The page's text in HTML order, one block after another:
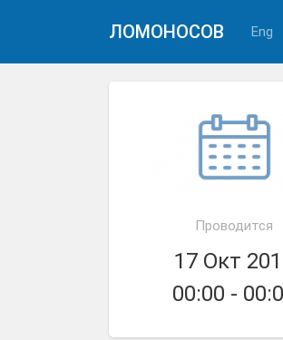
ЛОМОНОСОВ Eng
Проводится
17 Окт
00:00 -